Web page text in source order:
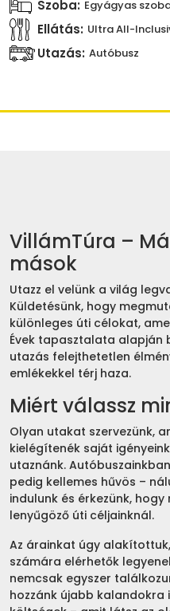
Szoba: Egyágyas
Ellátás: Ultra All-
Utazás: Autóbusz
VillámTúra –
mások
Utazz el velünk a világ
Küldetésünk, hogy
különleges úti célokat,
Évek tapasztalata alapján
utazás felejthetetlen
emlékekkel térj haza.
Miért válassz
Olyan utakat szervezünk,
kielégítenék saját
utaznánk.
pedig kellemes hűvös –
indulunk és érkezünk,
lenyűgöző úti céljainknál.
Az árainkat úgy
számára elérhetők
nemcsak egyszer
hozzánk újabb kalandokra